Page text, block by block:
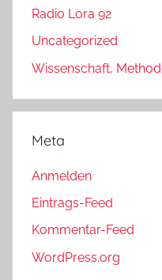
Radio Lora 92
Uncategorized
Wissenschaft,
Meta
Anmelden
Eintrags-Feed
Kommentar-Feed
WordPress.org